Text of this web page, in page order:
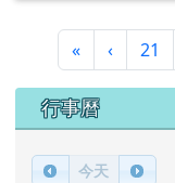
«第一頁
‹上一頁
21
下中區域內容
行事曆
今天